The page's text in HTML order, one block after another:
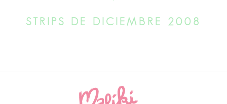
STRIPS DE DICIEMBRE 2008